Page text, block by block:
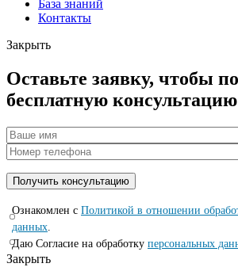
База знаний
Контакты
Закрыть
Оставьте заявку, чтобы
бесплатную консультацию
Ознакомлен с Политикой в отношении
данных
Даю Согласие на обработку персональных
Закрыть